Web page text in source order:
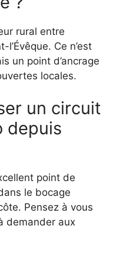
rural entre
Ce n’est
un point d’ancrage
locales.
un circuit
depuis
point de
le bocage
Pensez à vous
demander aux